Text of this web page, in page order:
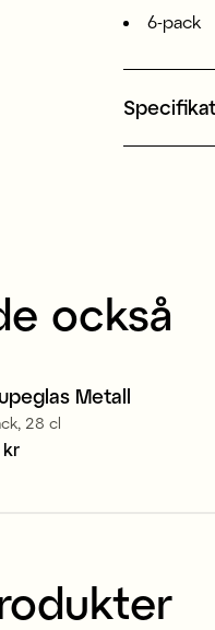
6-pack
också
Metall
28 cl
:596 kr
kr